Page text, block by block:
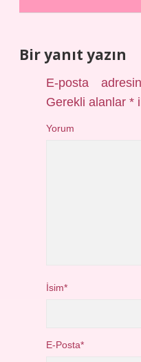
Bir yanıt yazın
E-posta
Gerekli alanlar*
Yorum
İsim*
E-Posta*